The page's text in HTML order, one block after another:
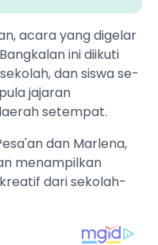
acara yang digelar
ini diikuti
dan siswa se-
jajaran
setempat.
dan Marlena,
menampilkan
dari sekolah-